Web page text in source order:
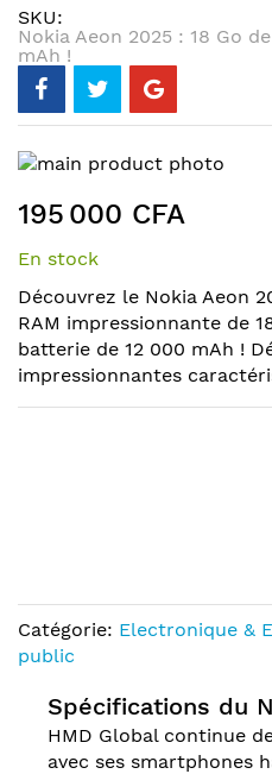
SKU
Nokia Aeon 2025 : 18 Go
mAh !
Skip
the
of
the
images
gallery
to
beginning
of
the
images
gallery
195 000 CFA
En stock
Découvrez le Nokia Aeon
RAM impressionnante de
batterie de 12 000 mAh !
impressionnantes
Catégorie: Electronique &
public
Spécifications du
HMD Global continue
avec ses smartphones